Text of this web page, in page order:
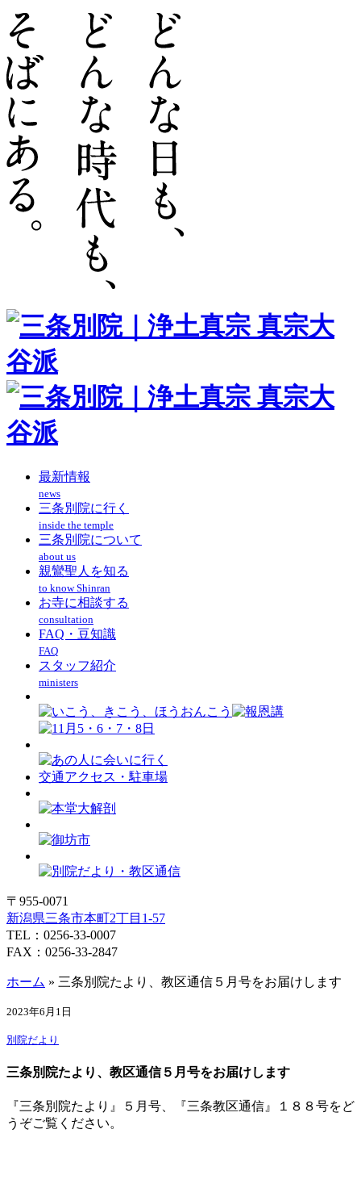
最新情報
news
三条別院に行く
inside the temple
三条別院について
about us
親鸞聖人を知る
to know Shinran
お寺に相談する
consultation
FAQ・豆知識
FAQ
スタッフ紹介
ministers
交通アクセス・駐車場
〒955-0071
新潟県三条市本町2丁目1-57
TEL：0256-33-0007
FAX：0256-33-2847
ホーム » 三条別院たより、教区通信５月号をお届けします
2023年6月1日
別院だより
三条別院たより、教区通信５月号をお届けします
『三条別院たより』５月号、『三条教区通信』１８８号をど
うぞご覧ください。